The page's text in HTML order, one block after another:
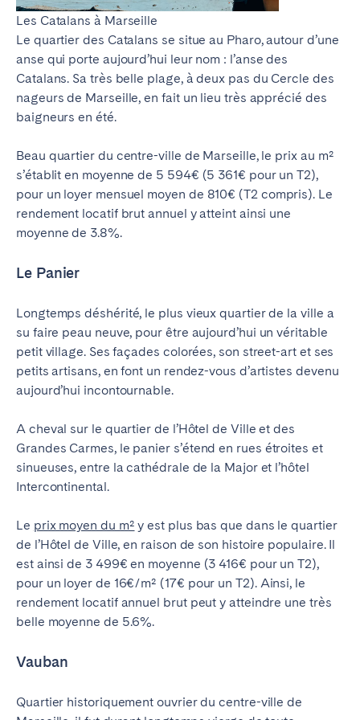
Les Catalans à Marseille
Le quartier des Catalans se situe au Pharo, autour d’une
anse qui porte aujourd’hui leur nom : l’anse des
Catalans. Sa très belle plage, à deux pas du Cercle des
nageurs de Marseille, en fait un lieu très apprécié des
baigneurs en été.
Beau quartier du centre-ville de Marseille, le prix au m²
s’établit en moyenne de 5 594€ (5 361€ pour un T2),
pour un loyer mensuel moyen de 810€ (T2 compris). Le
rendement locatif brut annuel y atteint ainsi une
moyenne de 3.8%.
Le Panier
Longtemps déshérité, le plus vieux quartier de la ville a
su faire peau neuve, pour être aujourd’hui un véritable
petit village. Ses façades colorées, son street-art et ses
petits artisans, en font un rendez-vous d’artistes devenu
aujourd’hui incontournable.
A cheval sur le quartier de l’Hôtel de Ville et des
Grandes Carmes, le panier s’étend en rues étroites et
sinueuses, entre la cathédrale de la Major et l’hôtel
Intercontinental.
Le prix moyen du m² y est plus bas que dans le quartier
de l’Hôtel de Ville, en raison de son histoire populaire. Il
est ainsi de 3 499€ en moyenne (3 416€ pour un T2),
pour un loyer de 16€/m² (17€ pour un T2). Ainsi, le
rendement locatif annuel brut peut y atteindre une très
belle moyenne de 5.6%.
Vauban
Quartier historiquement ouvrier du centre-ville de